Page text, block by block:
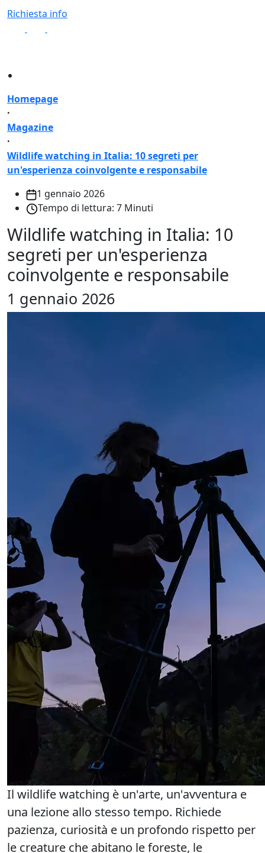
Richiesta info
Homepage
·
Magazine
·
Wildlife watching in Italia: 10 segreti per
un'esperienza coinvolgente e responsabile
1 gennaio 2026
Tempo di lettura: 7 Minuti
Wildlife watching in Italia: 10
segreti per un'esperienza
coinvolgente e responsabile
1 gennaio 2026
Il wildlife watching è un'arte, un'avventura e
una lezione allo stesso tempo. Richiede
pazienza, curiosità e un profondo rispetto per
le creature che abitano le foreste, le